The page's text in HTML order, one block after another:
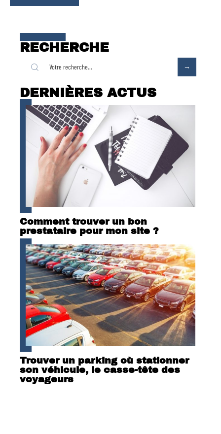
RECHERCHE
DERNIÈRES ACTUS
Comment trouver un bon
prestataire pour mon site ?
Trouver un parking où stationner
son véhicule, le casse-tête des
voyageurs